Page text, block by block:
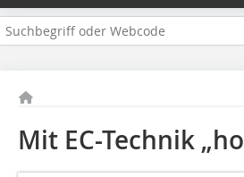
Mit EC-Technik